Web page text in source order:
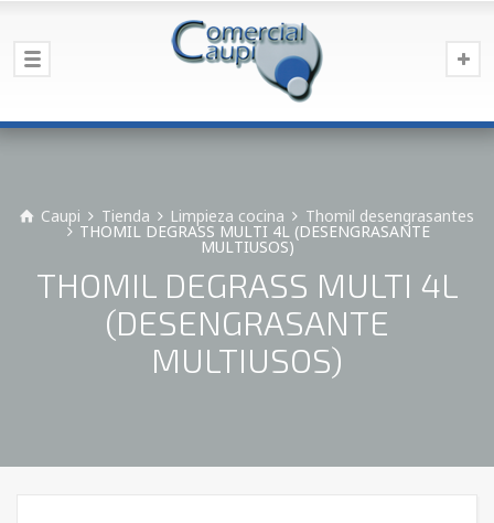
Caupi Tienda Limpieza cocina Thomil desengrasantes
THOMIL DEGRASS MULTI 4L (DESENGRASANTE
MULTIUSOS)
THOMIL DEGRASS MULTI 4L
(DESENGRASANTE
MULTIUSOS)